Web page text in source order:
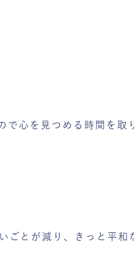
心を見つめる時間を取
とが減り、きっと平和